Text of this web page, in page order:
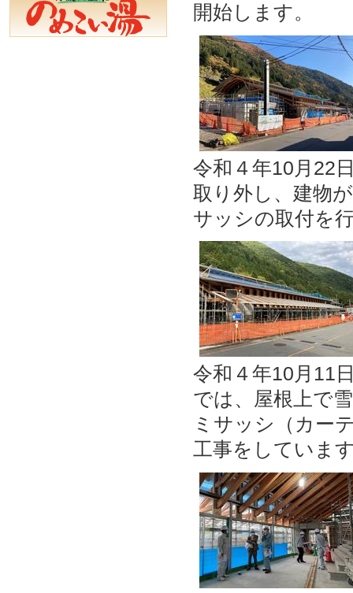
開始します。
令和４年10月22
取り外し、建物
サッシの取付を
令和４年10月11
では、屋根上で
ミサッシ（カー
工事をしていま